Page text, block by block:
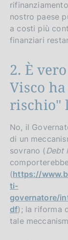
nostro paese
a costi più
finanziari
2. È
Visco
rischio"
No, il
di un
sovrano ( Debt
(https://
ti-
governatore/
df); la riforma
tale